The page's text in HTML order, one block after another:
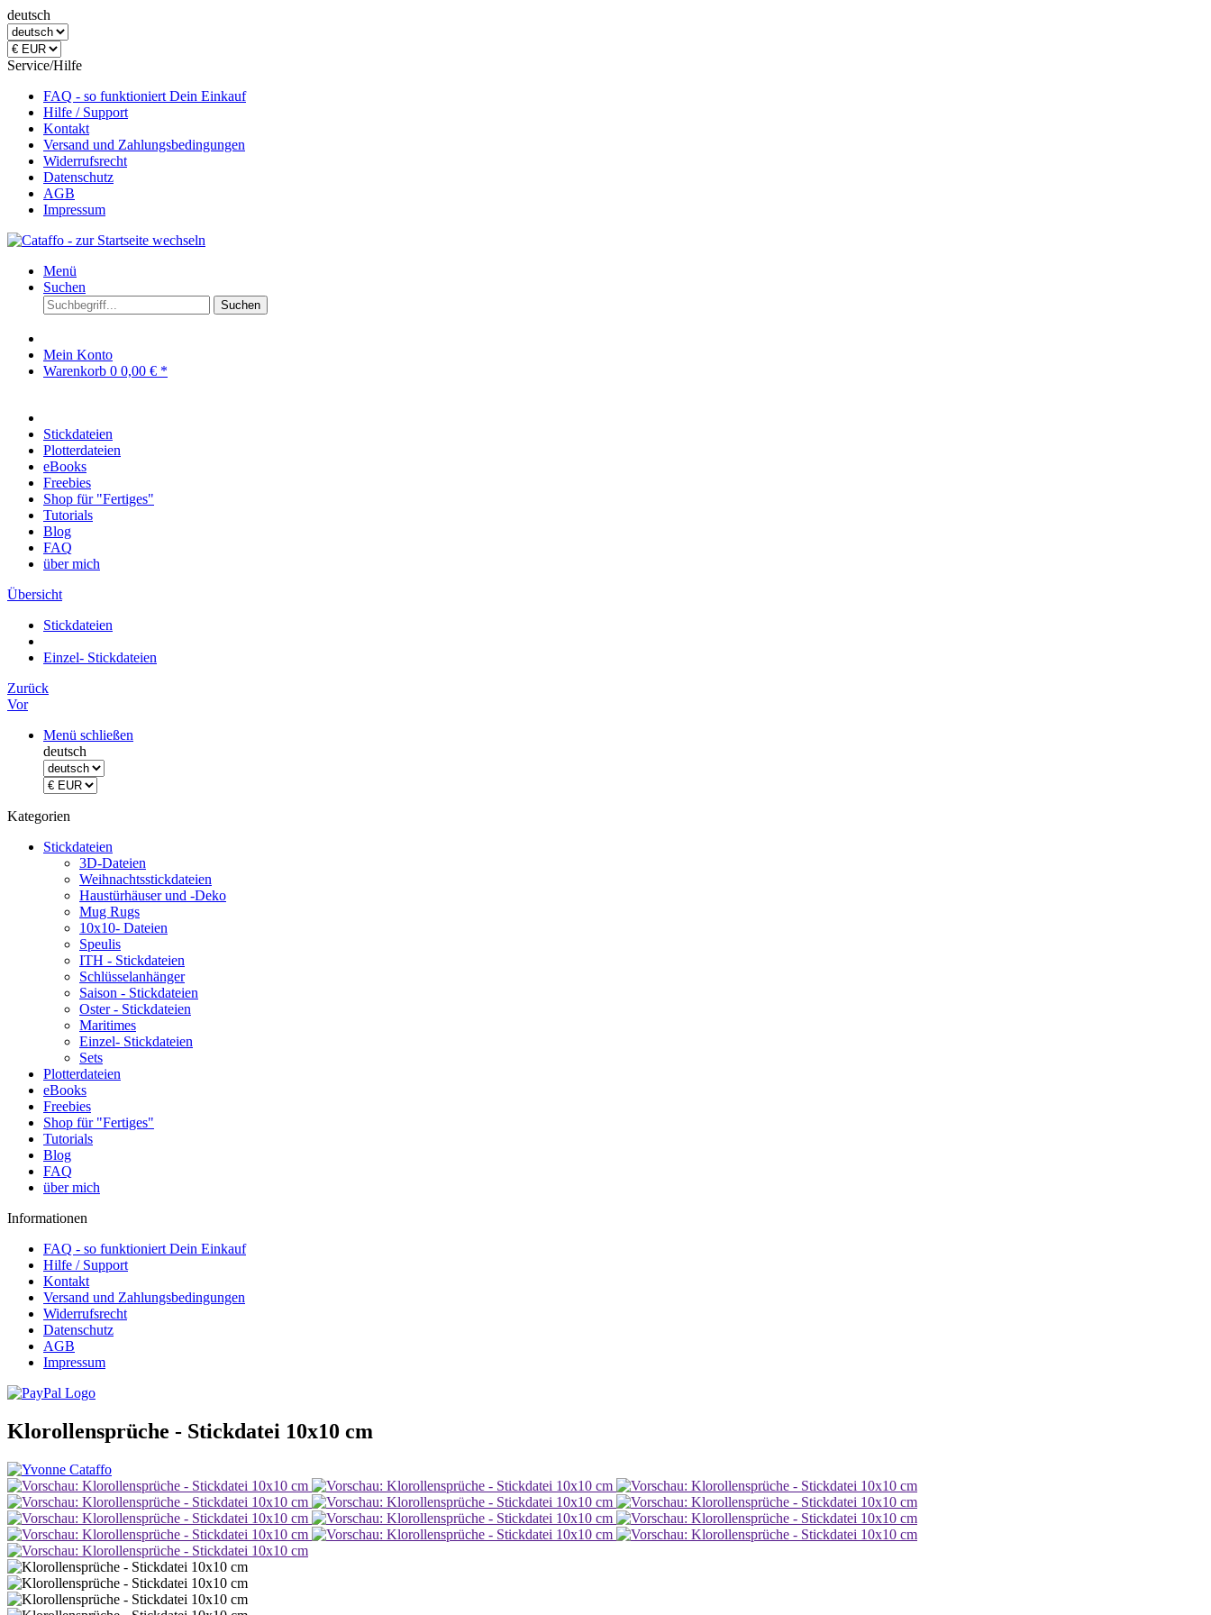
deutsch
Service/Hilfe
FAQ - so funktioniert Dein Einkauf
Hilfe / Support
Kontakt
Versand und Zahlungsbedingungen
Widerrufsrecht
Datenschutz
AGB
Impressum
Menü
Suchen
Suchen
Mein Konto
Warenkorb 0 0,00 € *
Stickdateien
Plotterdateien
eBooks
Freebies
Shop für "Fertiges"
Tutorials
Blog
FAQ
über mich
Übersicht
Stickdateien
Einzel- Stickdateien
Zurück
Vor
Menü schließen
deutsch
Kategorien
Stickdateien
3D-Dateien
Weihnachtsstickdateien
Haustürhäuser und -Deko
Mug Rugs
10x10- Dateien
Speulis
ITH - Stickdateien
Schlüsselanhänger
Saison - Stickdateien
Oster - Stickdateien
Maritimes
Einzel- Stickdateien
Sets
Plotterdateien
eBooks
Freebies
Shop für "Fertiges"
Tutorials
Blog
FAQ
über mich
Informationen
FAQ - so funktioniert Dein Einkauf
Hilfe / Support
Kontakt
Versand und Zahlungsbedingungen
Widerrufsrecht
Datenschutz
AGB
Impressum
Klorollensprüche - Stickdatei 10x10 cm